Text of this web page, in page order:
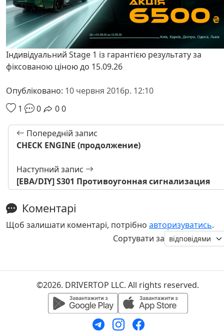
Індивідуальний Stage 1 із гарантією результату за
фіксованою ціною до 15.09.26
Опубліковано: 10 червня 2016р. 12:10
1
0 00
Попередній запис
CHECK ENGINE (продолжение)
Наступний запис
[EBA/DIY] S301 Противоугонная сигнализация
Коментарі
Щоб залишати коментарі, потрібно авторизуватись.
Сортувати за
©2026. DRIVERTOP LLC. All rights reserved.